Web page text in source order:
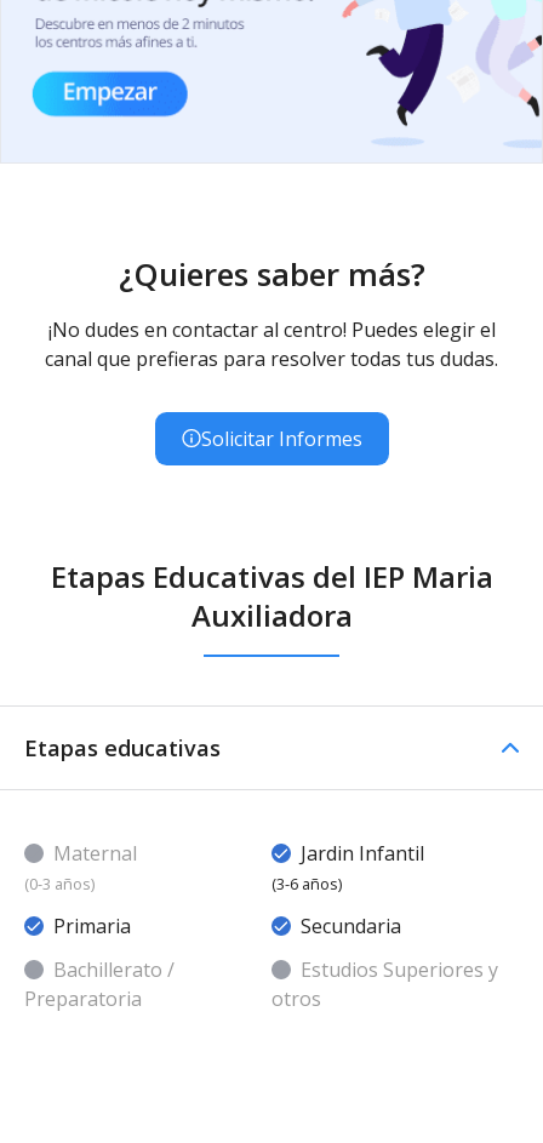
¿Quieres saber más?
¡No dudes en contactar al centro! Puedes elegir el
canal que prefieras para resolver todas tus dudas.
Solicitar Informes
Etapas Educativas del IEP Maria
Auxiliadora
Etapas educativas
Maternal
(0-3 años)
Jardin Infantil
(3-6 años)
Primaria
Secundaria
Bachillerato /
Preparatoria
Estudios Superiores y
otros